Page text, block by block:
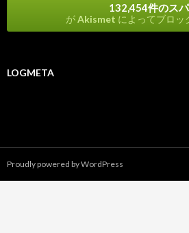
132,454件のス
がAkismet によってブロッ
LOGMETA
Proudly powered by WordPress